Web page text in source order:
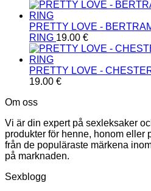
PRETTY LOVE -
RING 19.00 €
PRETTY LOVE -
19.00 €
Om oss
Vi är din expert på sexleksaker
produkter för henne, honom eller
från de populäraste märkena
på marknaden.
Sexblogg